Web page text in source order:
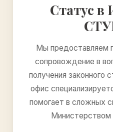
Статус в
Мы предоставляем
сопровождение в
получения законного
офис
помогает в сложных
Министерством